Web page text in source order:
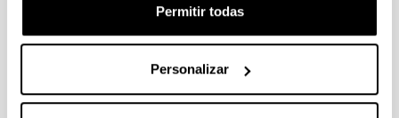
Permitir todas
Personalizar
Esta titulación tiene atribuciones profesionales
legalmente reconocidas.
La demanda laboral en ingeniería mecánica es